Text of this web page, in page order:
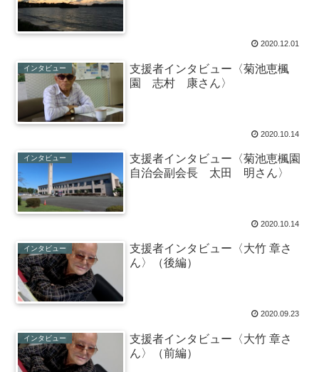
2020.12.01
インタビュー
支援者インタビュー〈菊池恵楓
園 志村 康さん〉
2020.10.14
インタビュー
支援者インタビュー〈菊池恵楓園
自治会副会長 太田 明さん〉
2020.10.14
インタビュー
支援者インタビュー〈大竹 章さ
ん〉（後編）
2020.09.23
インタビュー
支援者インタビュー〈大竹 章さ
ん〉（前編）